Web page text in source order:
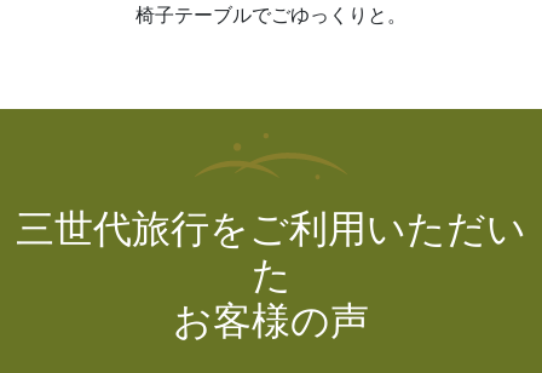
椅子テーブルでごゆっくりと。
三世代旅行をご利用いただい
た
お客様の声